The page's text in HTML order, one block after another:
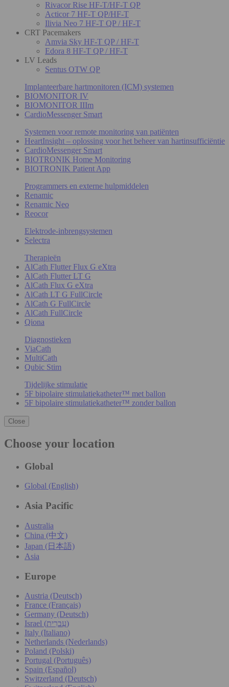
Rivacor Rise HF-T/HF-T QP
Acticor 7 HF-T QP/HF-T
Ilivia Neo 7 HF-T QP / HF-T
CRT Pacemakers
Amvia Sky HF-T QP / HF-T
Edora 8 HF-T QP / HF-T
LV Leads
Sentus OTW QP
Implanteerbare hartmonitoren (ICM) systemen
BIOMONITOR IV
BIOMONITOR IIIm
CardioMessenger Smart
Systemen voor remote monitoring van patiënten
HeartInsight – oplossing voor het beheer van hartinsufficiëntie
CardioMessenger Smart
BIOTRONIK Home Monitoring
BIOTRONIK Patient App
Programmers en externe hulpmiddelen
Renamic
Renamic Neo
Reocor
Elektrode-inbrengsystemen
Selectra
Therapieën
AlCath Flutter Flux G eXtra
AlCath Flutter LT G
AlCath Flux G eXtra
AlCath LT G FullCircle
AlCath G FullCircle
AlCath FullCircle
Qiona
Diagnostieken
ViaCath
MultiCath
Qubic Stim
Tijdelijke stimulatie
5F bipolaire stimulatiekatheter™ met ballon
5F bipolaire stimulatiekatheter™ zonder ballon
Close
Choose your location
Global
Global (English)
Asia Pacific
Australia
China (中文)
Japan (日本語)
Asia
Europe
Austria (Deutsch)
France (Français)
Germany (Deutsch)
Israel (עִברִית)
Italy (Italiano)
Netherlands (Nederlands)
Poland (Polski)
Portugal (Português)
Spain (Español)
Switzerland (Deutsch)